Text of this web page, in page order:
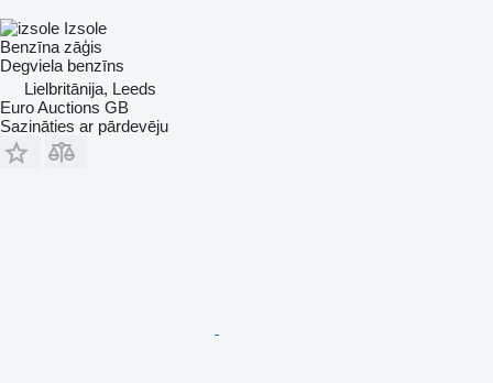
Izsole
Benzīna zāģis
Degviela benzīns
Lielbritānija, Leeds
Euro Auctions GB
Sazināties ar pārdevēju